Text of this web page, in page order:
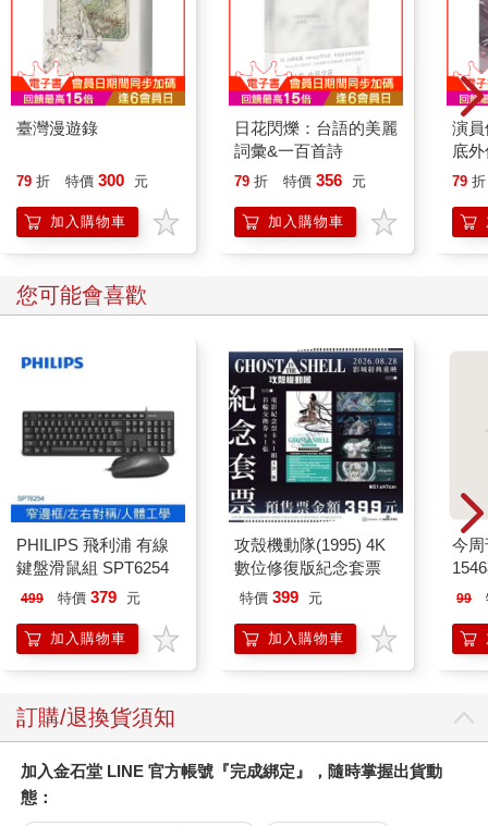
臺灣漫遊錄
79 折 特價 300 元
加入購物車
日花閃爍：台語的美麗
詞彙&一百首詩
79 折 特價 356 元
加入購物車
演
底
79 折
您可能會喜歡
PHILIPS 飛利浦 有線
鍵盤滑鼠組 SPT6254
499 特價 379 元
加入購物車
攻殼機動隊(1995) 4K
數位修復版紀念套票
特價 399 元
加入購物車
今周
99
訂購/退換貨須知
加入金石堂 LINE 官方帳號『完成綁定』，隨時掌握出貨動
態：